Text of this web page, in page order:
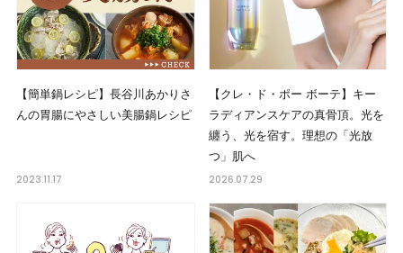
【簡単鍋レシピ】長谷川あかりさ
んの胃腸にやさしい美腸鍋レシピ
2023.11.17
【クレ・ド・ポー ボーテ】キー
ラディアンスケアの真骨頂。光を
纏う、光を宿す。理想の「光放
つ」肌へ
2026.07.29